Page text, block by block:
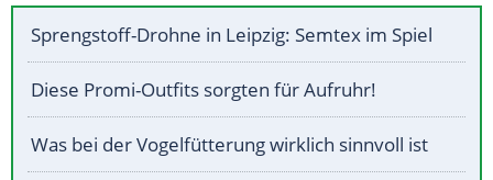
Sprengstoff-Drohne in Leipzig: Semtex im Spiel
Diese Promi-Outfits sorgten für Aufruhr!
Was bei der Vogelfütterung wirklich sinnvoll ist